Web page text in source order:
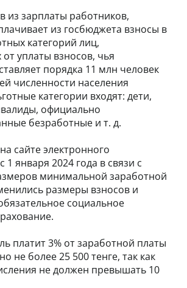
из зарплаты работников,
из госбюджета взносы в
категорий лиц,
уплаты взносов, чья
порядка 11 млн человек
численности населения
категории входят: дети,
официально
безработные и т. д.
сайте электронного
1 января 2024 года в связи с
минимальной заработной
размеры взносов и
социальное
платит 3% от заработной платы
не более 25 500 тенге, так как
не должен превышать 10